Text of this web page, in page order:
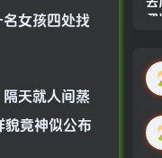
女孩四处找
天就人间蒸
竟神似公布